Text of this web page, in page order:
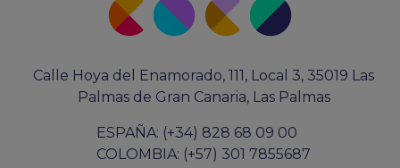
Calle Hoya del Enamorado, 111, Local 3, 35019 Las
Palmas de Gran Canaria, Las Palmas
ESPAÑA: (+34) 828 68 09 00
COLOMBIA: (+57) 301 7855687